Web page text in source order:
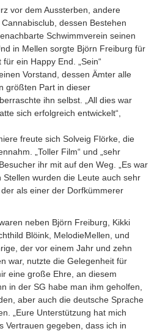
vor dem Aussterben, andere
dessen Bestehen
Schwimmverein seinen
in Mellen sorgte Björn Freiburg für
ein Happy End. „Sein“
Vorstand, dessen Ämter alle
größten Part in dieser
ihn selbst. „All dies war
sich erfolgreich entwickelt“,
freute sich Solveig Flörke, die
„Toller Film“ und „sehr
ihr mit auf den Weg. „Es war
wurden die Leute auch sehr
als einer der Dorfkümmerer
neben Björn Freiburg, Kikki
Blöink, MelodieMellen, und
der vor einem Jahr und zehn
war, nutzte die Gelegenheit für
eine große Ehre, an diesem
in der SG habe man ihm geholfen,
aber auch die deutsche Sprache
„Eure Unterstützung hat mich
Vertrauen gegeben, dass ich in